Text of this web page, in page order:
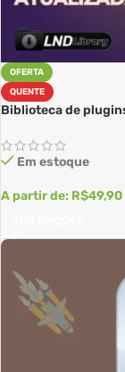
OFERTA
QUENTE
Biblioteca de
Em estoque
A partir de: R$49,90